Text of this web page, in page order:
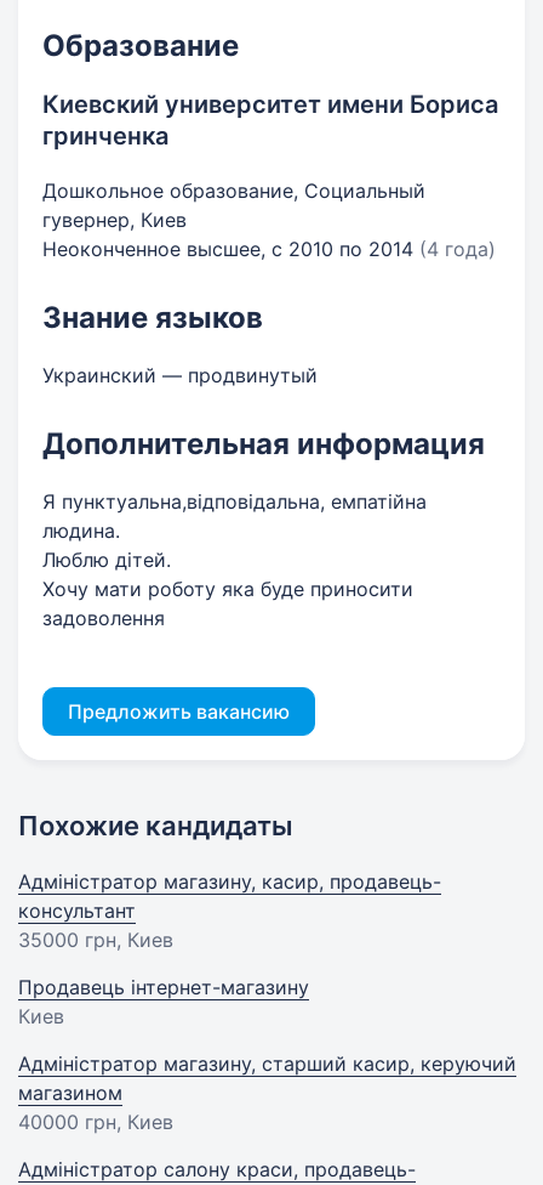
Образование
Киевский университет имени Бориса
гринченка
Дошкольное образование, Социальный
гувернер, Киев
Неоконченное высшее, с 2010 по 2014 (4 года)
Знание языков
Украинский — продвинутый
Дополнительная информация
Я пунктуальна,відповідальна, емпатійна
людина.
Люблю дітей.
Хочу мати роботу яка буде приносити
задоволення
Предложить вакансию
Похожие кандидаты
Адміністратор магазину, касир, продавець-
консультант
35000 грн, Киев
Продавець інтернет-магазину
Киев
Адміністратор магазину, старший касир, керуючий
магазином
40000 грн, Киев
Адміністратор салону краси, продавець-